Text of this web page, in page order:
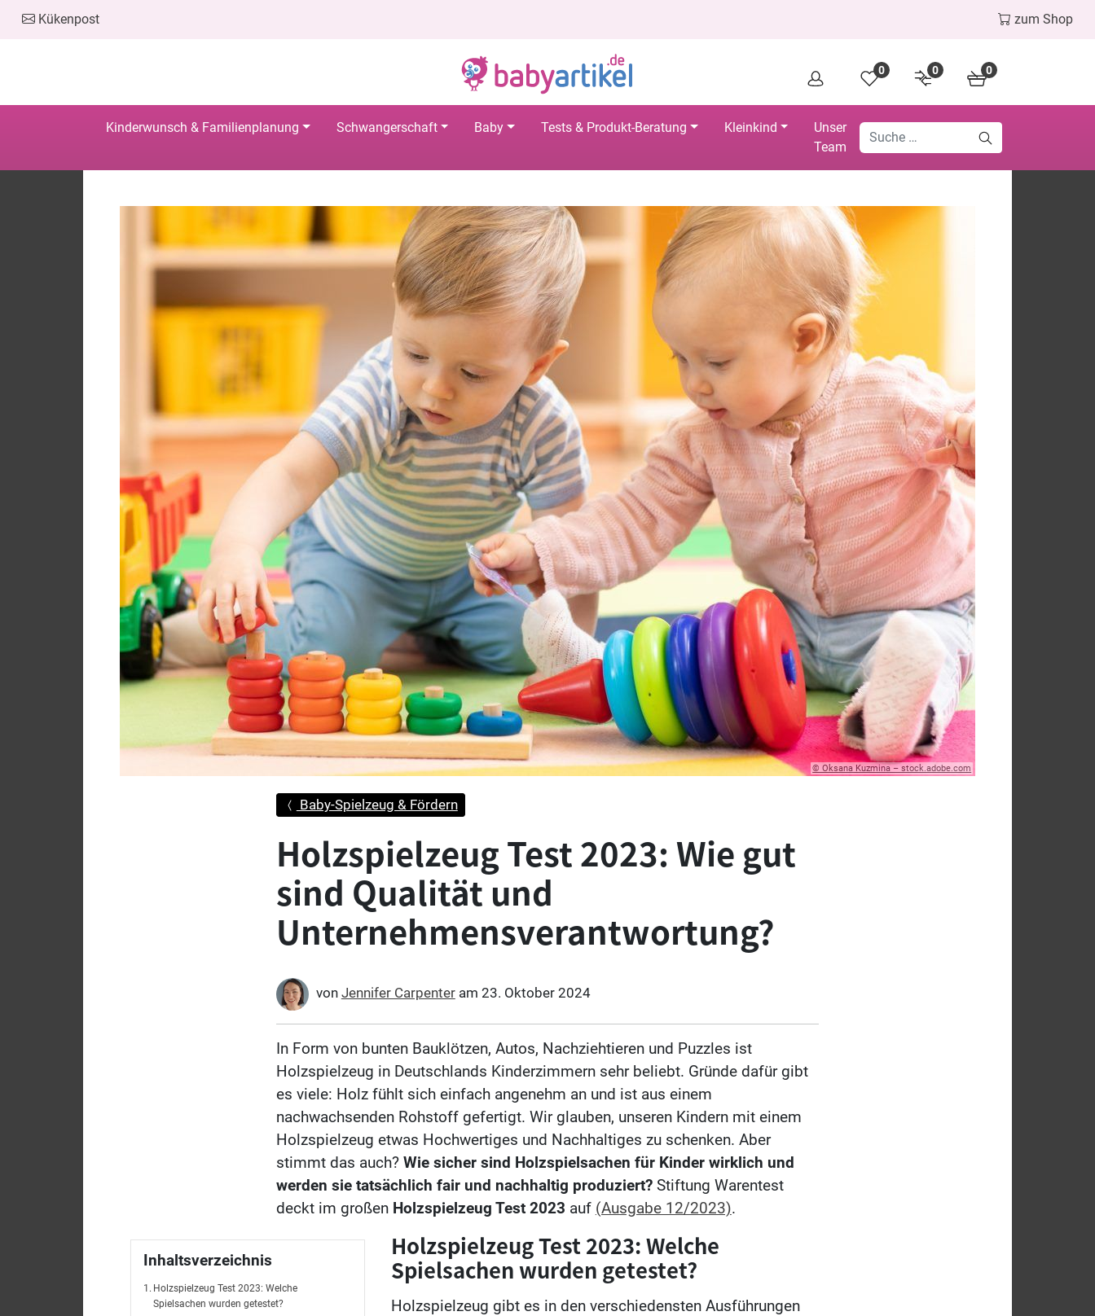
Kükenpost zum Shop
0
0
0
Kinderwunsch & Familienplanung Schwangerschaft Baby Tests & Produkt-Beratung Kleinkind
Unser
Team
© Oksana Kuzmina – stock.adobe.com
Baby-Spielzeug & Fördern
Holzspielzeug Test 2023: Wie gut
sind Qualität und
Unternehmensverantwortung?
von Jennifer Carpenteram 23. Oktober 2024
In Form von bunten Bauklötzen, Autos, Nachziehtieren und Puzzles ist
Holzspielzeug in Deutschlands Kinderzimmern sehr beliebt. Gründe dafür gibt
es viele: Holz fühlt sich einfach angenehm an und ist aus einem
nachwachsenden Rohstoff gefertigt. Wir glauben, unseren Kindern mit einem
Holzspielzeug etwas Hochwertiges und Nachhaltiges zu schenken. Aber
stimmt das auch? Wie sicher sind Holzspielsachen für Kinder wirklich und
werden sie tatsächlich fair und nachhaltig produziert?Stiftung Warentest
deckt im großen Holzspielzeug Test 2023 auf (Ausgabe 12/2023).
Inhaltsverzeichnis
Holzspielzeug Test 2023: Welche
Spielsachen wurden getestet?
Holzspielzeug Test 2023: Welche
Spielsachen wurden getestet?
Holzspielzeug gibt es in den verschiedensten Ausführungen